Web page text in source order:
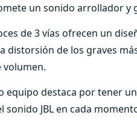
un sonido arrollador y
de 3 vías ofrecen un
distorsión de los graves
volumen.
equipo destaca por tener
JBL en cada